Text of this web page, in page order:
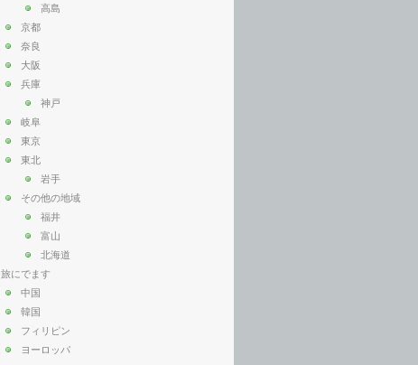
高島
京都
奈良
大阪
兵庫
神戸
岐阜
東京
東北
岩手
その他の地域
福井
富山
北海道
旅にでます
中国
韓国
フィリピン
ヨーロッパ